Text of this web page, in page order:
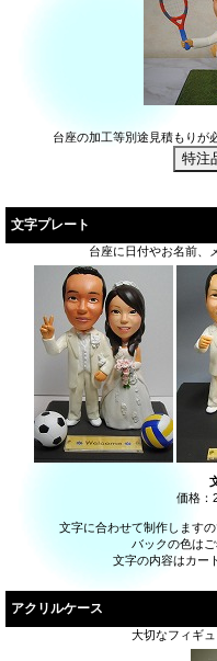
台座の加工等別途見積もりが
文字プレート
台座に日付やお名前、
価格：
文字に合わせて制作します
バックの色はご
文字の内容はカー
アクリルケース
大切なフィギュ